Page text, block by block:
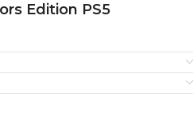
Edition PS5